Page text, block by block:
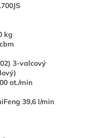
kg
3-valcový
ot./min
39,6 l/min